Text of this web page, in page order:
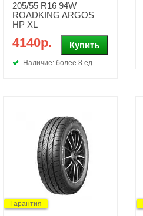
205/55 R16 94W
ROADKING ARGOS
HP XL
4140р.
Наличие: более 8 ед.
Гарантия